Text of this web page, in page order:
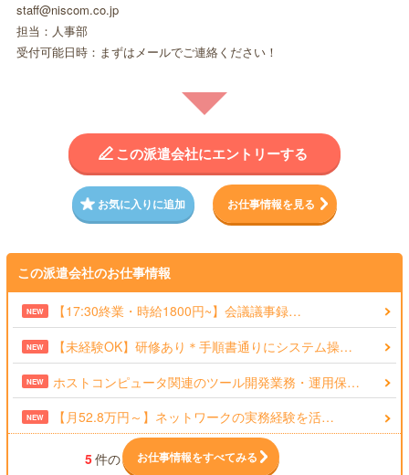
staff@niscom.co.jp
担当：人事部
受付可能日時：まずはメールでご連絡ください！
この派遣会社にエントリーする
お気に入りに追加 お仕事情報を見る
この派遣会社のお仕事情報
NEW 【17:30終業・時給1800円~】会議議事録…
NEW 【未経験OK】研修あり＊手順書通りにシステム操…
NEW ホストコンピュータ関連のツール開発業務・運用保…
NEW 【月52.8万円～】ネットワークの実務経験を活…
5件の お仕事情報をすべてみる